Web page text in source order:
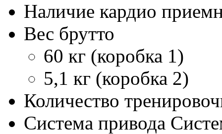
Наличие кардио
Вес брутто
60 кг (коробка 1)
5,1 кг (коробка 2)
Количество
Система привода